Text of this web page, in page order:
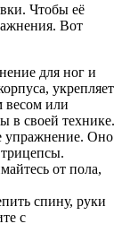
Чтобы её
Вот
для ног и
укрепляет
весом или
в своей технике.
упражнение. Оно
от пола,
спину, руки
с